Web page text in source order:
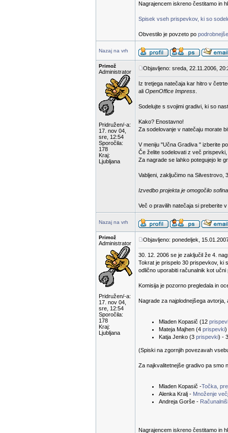
Nagrajencem iskreno čestitamo in
Spisek vseh prispevkov, ki so
Obvestilo je povzeto po
Nazaj na vrh
Primož
Administrator
Pridružen/-a:
17. nov 04,
sre, 12:54
Sporočila:
178
Kraj:
Ljubljana
Objavljeno: sreda, 22.11.2006,
Iz tretjega natečaja kar hitro v
ali OpenOffice Impress
Sodelujte s svojimi gradivi, ki so
Kako? Enostavno!
Za sodelovanje v natečaju morate
V meniju "Učna Gradiva " izberite
Če želite sodelovati z več
Za nagrade se lahko potegujejo le
Vabljeni, zaključimo na Silvestrovo,
Izvedbo projekta je omogočilo
Več o pravilih natečaja si preberite v
Nazaj na vrh
Primož
Administrator
Pridružen/-a:
17. nov 04,
sre, 12:54
Sporočila:
178
Kraj:
Ljubljana
Objavljeno: ponedeljek,
30. 12. 2006 se je zaključil že 4.
Tokrat je prispelo 30 prispevkov, ki
odlično uporabiti računalnik kot učni
Komisija je pozorno pregledala in
Nagrade za najplodnejšega avtorja,
Mladen Kopasič (12
Mateja Majhen (4 prispevki)
Katja Jenko (3 prispevki) -
(Spiski na zgornjih povezavah
Za najkvalitetnejše gradivo pa smo
Mladen Kopasič -Točka,
Alenka Kralj - Množenje
Andreja Gorše -
Nagrajencem iskreno čestitamo in